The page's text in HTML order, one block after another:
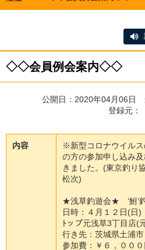
◇◇会員例会案内◇◇
公開日：2020年04月06日
登録元：
内容 ※新型コ ロナウイ ルス
の方の参加申 し込み及
き ま した 。 (東京釣 り
松次)
★浅草釣遊会★ ‘鮒’
日時 ： ４ 月 １ ２ 日(日)
ﾄ ッ プ元浅草3丁目 店(
行き先 ： 茨城県土浦市
参加費 ： ￥ ６ ， ０ ０ ０